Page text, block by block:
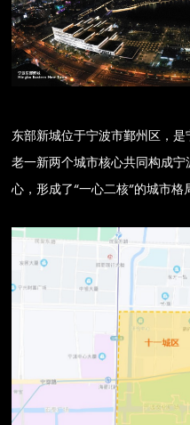
东部新城位于宁波市鄞州区，
老一新两个城市核心共同构成
心，形成了“一心二核”的城市格